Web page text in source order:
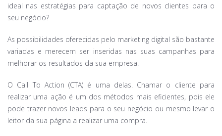
ideal nas estratégias para captação de novos clientes para o
seu negócio?
As possibilidades oferecidas pelo marketing digital são bastante
variadas e merecem ser inseridas nas suas campanhas para
melhorar os resultados da sua empresa.
O Call To Action (CTA) é uma delas. Chamar o cliente para
realizar uma ação é um dos métodos mais eficientes, pois ele
pode trazer novos leads para o seu negócio ou mesmo levar o
leitor da sua página a realizar uma compra.